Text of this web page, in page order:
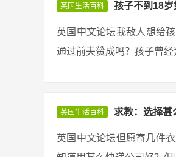
英国生活百科 孩子不到18岁
英国中文论坛我敌人想给
通过前夫赞成吗？孩子曾
英国生活百科 求教：选择甚
英国中文论坛但愿寄几件